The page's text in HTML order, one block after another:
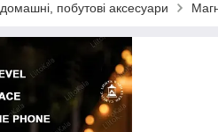
домашні, побутові аксесуари